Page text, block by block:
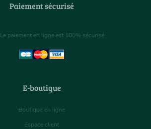
Paiement sécurisé
Le paiement en ligne est 100% sécurisé
E-boutique
Boutique en ligne
Espace client